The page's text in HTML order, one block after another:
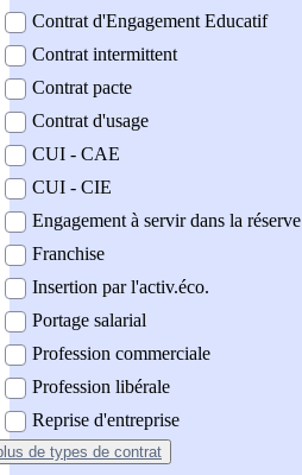
Contrat d'Engagement Educatif
Contrat intermittent
Contrat pacte
Contrat d'usage
CUI - CAE
CUI - CIE
Engagement à servir dans la réserve
Franchise
Insertion par l'activ.éco.
Portage salarial
Profession commerciale
Profession libérale
Reprise d'entreprise
de types de contrat